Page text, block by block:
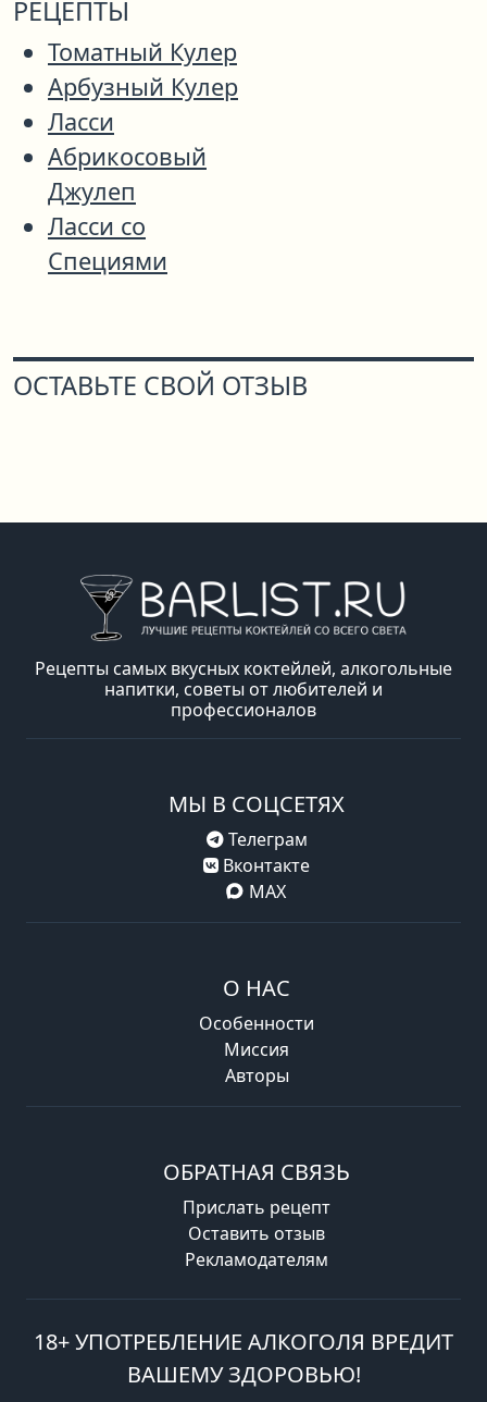
РЕЦЕПТЫ
Томатный Кулер
Арбузный Кулер
Ласси
Абрикосовый
Джулеп
Ласси со
Специями
ОСТАВЬТЕ СВОЙ ОТЗЫВ
Рецепты самых вкусных коктейлей, алкогольные
напитки, советы от любителей и
профессионалов
МЫ В СОЦСЕТЯХ
Телеграм
Вконтакте
MAX
О НАС
Особенности
Миссия
Авторы
ОБРАТНАЯ СВЯЗЬ
Прислать рецепт
Оставить отзыв
Рекламодателям
18+ УПОТРЕБЛЕНИЕ АЛКОГОЛЯ ВРЕДИТ
ВАШЕМУ ЗДОРОВЬЮ!